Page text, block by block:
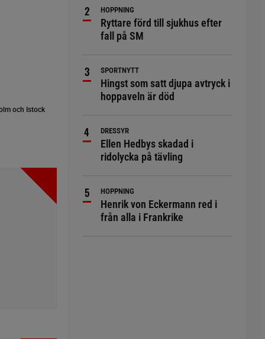
och Istock
HOPPNING
Ryttare förd till sjukhus efter
fall på SM
SPORTNYTT
Hingst som satt djupa avtryck i
hoppaveln är död
DRESSYR
Ellen Hedbys skadad i
ridolycka på tävling
HOPPNING
Henrik von Eckermann red i
från alla i Frankrike